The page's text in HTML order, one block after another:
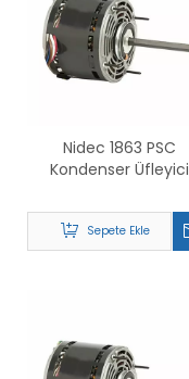
Nidec 1863 PSC
Kondenser Üfleyici
Sepete Ekle